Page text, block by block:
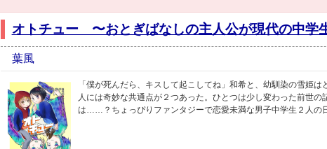
オトチュー 〜おとぎばなしの主人公が現代の中学
葉風
「僕が死んだら、キスして起こしてね」和希と、幼馴染の雪姫
人には奇妙な共通点が２つあった。ひとつは少し変わった前世の
は……？ちょっぴりファンタジーで恋愛未満な男子中学生２人の